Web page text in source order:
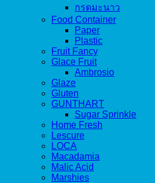
กรดมะนาว
Food Container
Paper
Plastic
Fruit Fancy
Glace Fruit
Ambrosio
Glaze
Gluten
GUNTHART
Sugar Sprinkle
Home Fresh
Lescure
LOCA
Macadamia
Malic Acid
Marshies